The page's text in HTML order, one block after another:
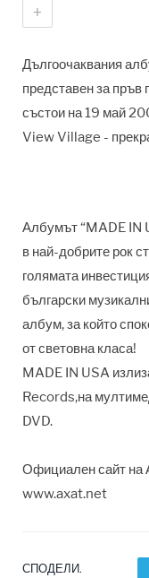
+
Дългоочаквания
представен за
състои на 19 май
View Village -
Албумът “MADE IN
в най-добрите рок
голямата
български
албум, за който
от световна класа!
MADE IN USA
Records,на
DVD.
Официален сайт на
www.axat.net
СПОДЕЛИ.